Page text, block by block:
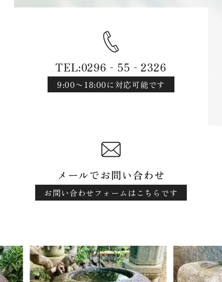
TEL:0296‐55‐2326
9:00〜18:00に対応可能です
メールでお問い合わせ
お問い合わせフォームはこちらです